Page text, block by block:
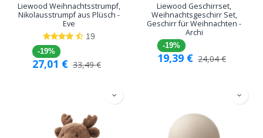
Liewood Weihnachtsstrumpf,
Nikolausstrumpf aus Plüsch -
Eve
19
-19%
27,01 € 33,49€
Liewood Geschirrset,
Weihnachtsgeschirr Set,
Geschirr für Weihnachten -
Archi
-19%
19,39 € 24,04€